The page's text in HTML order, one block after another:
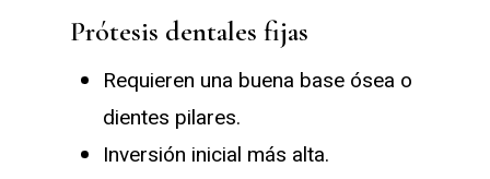
Prótesis dentales fijas
Requieren una buena base ósea o
dientes pilares.
Inversión inicial más alta.